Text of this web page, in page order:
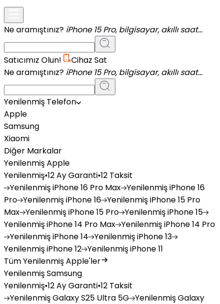
Ne aramıştınız? iPhone 15 Pro, bilgisayar, akıllı saat...
Satıcımız Olun!
Cihaz Sat
Ne aramıştınız? iPhone 15 Pro, bilgisayar, akıllı saat...
Yenilenmiş Telefon
Apple
Samsung
Xiaomi
Diğer Markalar
Yenilenmiş Apple
Yenilenmiş•12 Ay Garanti•12 Taksit
YenilenmişiPhone 16 Pro Max YenilenmişiPhone 16
Pro YenilenmişiPhone 16 YenilenmişiPhone 15 Pro
Max YenilenmişiPhone 15 Pro YenilenmişiPhone 15
YenilenmişiPhone 14 Pro Max YenilenmişiPhone 14 Pro
YenilenmişiPhone 14 YenilenmişiPhone 13
YenilenmişiPhone 12 YenilenmişiPhone 11
Tüm Yenilenmiş Apple'ler
Yenilenmiş Samsung
Yenilenmiş•12 Ay Garanti•12 Taksit
YenilenmişGalaxy S25 Ultra 5G YenilenmişGalaxy